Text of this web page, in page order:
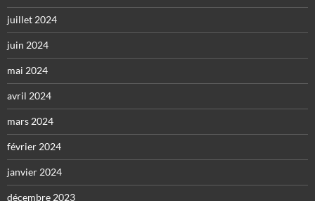
juillet 2024
juin 2024
mai 2024
avril 2024
mars 2024
février 2024
janvier 2024
décembre 2023